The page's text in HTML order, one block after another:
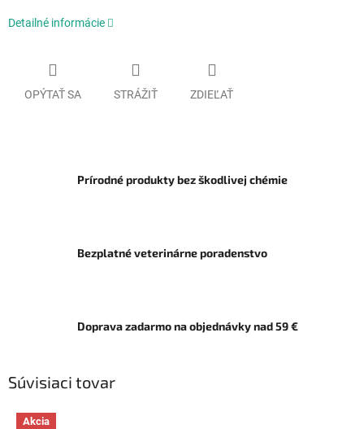
Detailné informácie
OPÝTAŤ SA STRÁŽIŤ ZDIEĽAŤ
Prírodné produkty bez škodlivej chémie
Bezplatné veterinárne poradenstvo
Doprava zadarmo na objednávky nad 59 €
Súvisiaci tovar
Akcia